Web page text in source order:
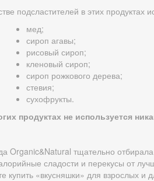
подсластителей в этих продуктах
мед;
сироп агавы;
рисовый сироп;
кленовый сироп;
сироп рожкового дерева;
стевия;
сухофрукты.
продуктах не используется
Organic&Natural тщательно
сладости и перекусы от
купить «вкусняшки» для взрослых и